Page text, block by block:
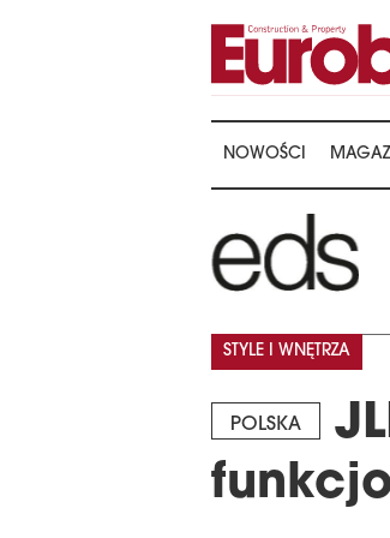
NOWOŚCI
POLSKA
STYLE I WNĘTRZA